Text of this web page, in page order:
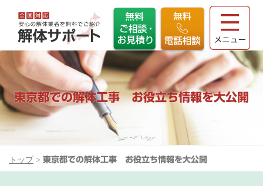
東京都での解体工事 お役立ち情報を大公開
トップ > 東京都での解体工事 お役立ち情報を大公開